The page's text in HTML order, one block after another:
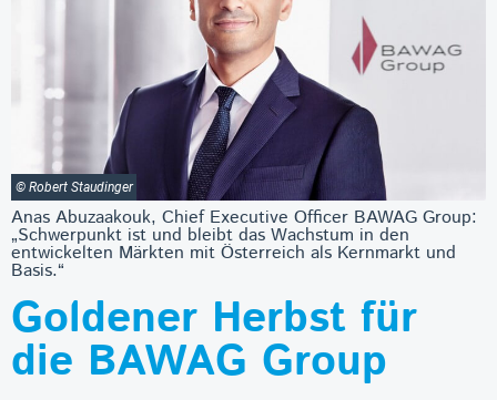
© Robert Staudinger
Anas Abuzaakouk, Chief Executive Officer BAWAG Group:
„Schwerpunkt ist und bleibt das Wachstum in den
entwickelten Märkten mit Österreich als Kernmarkt und
Basis.“
Goldener Herbst für
die BAWAG Group